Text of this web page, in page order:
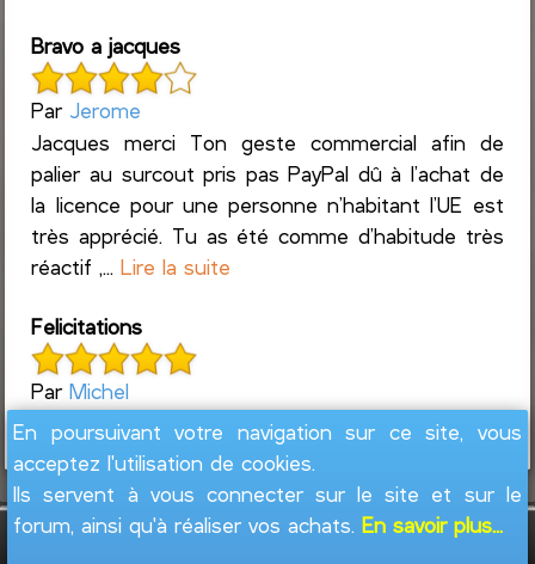
Bravo a jacques
Par Jerome
Jacques merci Ton geste commercial afin de
palier au surcout pris pas PayPal dû à l’achat de
la licence pour une personne n’habitant l’UE est
très apprécié. Tu as été comme d’habitude très
réactif ,...Lire la suite
Felicitations
ParMichel
Super logiciel pour suivre ces finances
En poursuivant votre navigation sur ce site, vous
acceptez l'utilisation de cookies.
Ils servent à vous connecter sur le site et sur le
forum, ainsi qu'à réaliser vos achats.En savoir plus...
GesFine - Copyright © 2008 - 2026Jacques